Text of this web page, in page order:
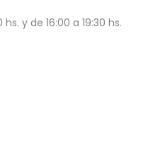
y de 16:00 a 19:30 hs.